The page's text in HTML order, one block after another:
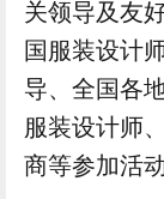
关领导及友
国服装设计
导、全国各
服装设计师
商等参加活动